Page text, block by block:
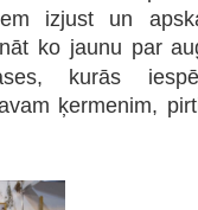
izjust un
ko jaunu par
kurās
ķermenim,